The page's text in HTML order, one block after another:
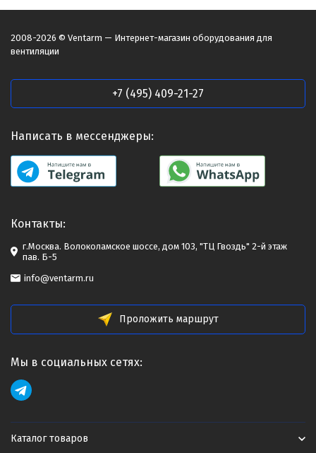
2008-2026 © Ventarm — Интернет-магазин оборудования для
вентиляции
+7 (495) 409-21-27
Написать в мессенджеры:
Контакты:
г.Москва. Волоколамское шоссе, дом 103, "ТЦ Гвоздь" 2-й этаж
пав. Б-5
info@ventarm.ru
Проложить маршрут
Мы в социальных сетях:
Каталог товаров